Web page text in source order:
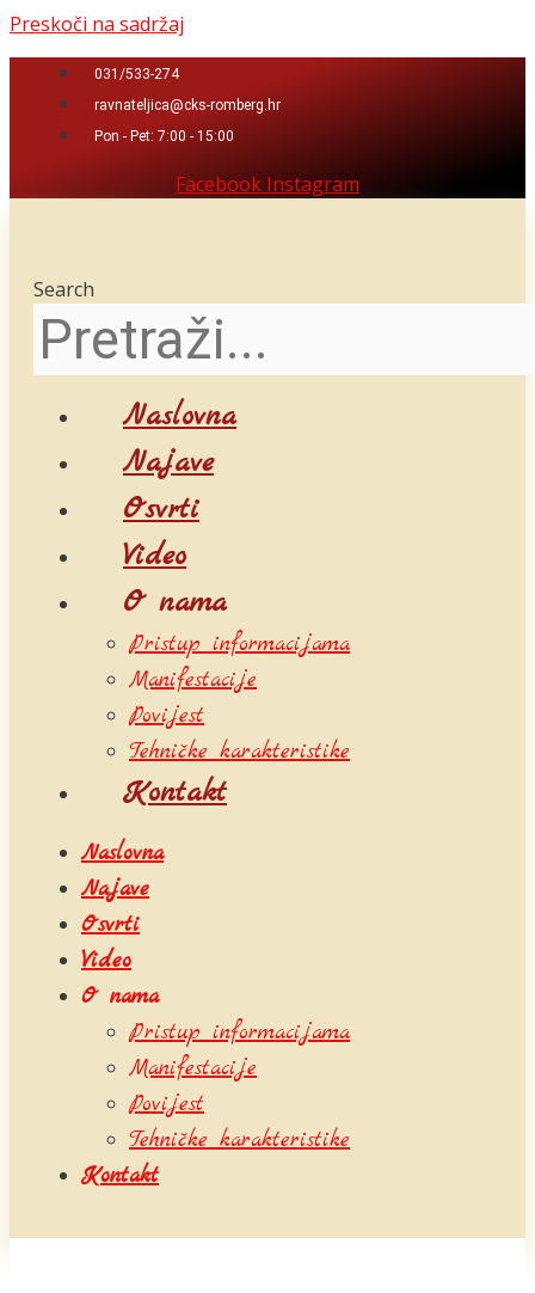
Preskoči na sadržaj
031/533-274
ravnateljica@cks-romberg.hr
Pon - Pet: 7:00 - 15:00
Facebook Instagram
Search
Naslovna
Najave
Osvrti
Video
O nama
Pristup informacijama
Manifestacije
Povijest
Tehničke karakteristike
Kontakt
Naslovna
Najave
Osvrti
Video
O nama
Pristup informacijama
Manifestacije
Povijest
Tehničke karakteristike
Kontakt